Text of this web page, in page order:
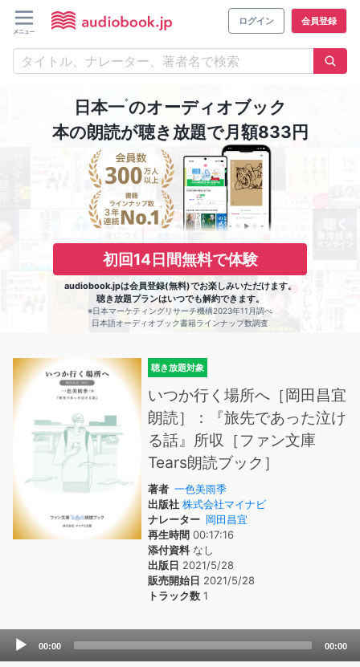
ログイン 会員登録
日本一※のオーディオブック
本の朗読が聴き放題で月額833円
初回14日間無料で体験
audiobook.jpは会員登録(無料)でお楽しみいただけます。
聴き放題プランはいつでも解約できます。
※日本マーケティングリサーチ機構2023年11月調べ
日本語オーディオブック書籍ラインナップ数調査
聴き放題対象
いつか行く場所へ［岡田昌宜
朗読］：『旅先であった泣け
る話』所収［ファン文庫
Tears朗読ブック］
著者 一色美雨季
出版社 株式会社マイナビ
ナレーター 岡田昌宜
再生時間 00:17:16
添付資料なし
出版日 2021/5/28
販売開始日 2021/5/28
トラック数 1
Audio
00:00 00:00